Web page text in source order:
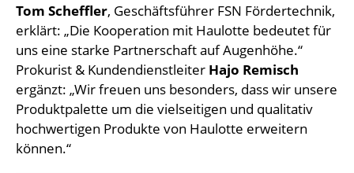
Tom Scheffler, Geschäftsführer FSN Fördertechnik,
erklärt: „Die Kooperation mit Haulotte bedeutet für
uns eine starke Partnerschaft auf Augenhöhe.“
Prokurist & Kundendienstleiter Hajo Remisch
ergänzt: „Wir freuen uns besonders, dass wir unsere
Produktpalette um die vielseitigen und qualitativ
hochwertigen Produkte von Haulotte erweitern
können.“